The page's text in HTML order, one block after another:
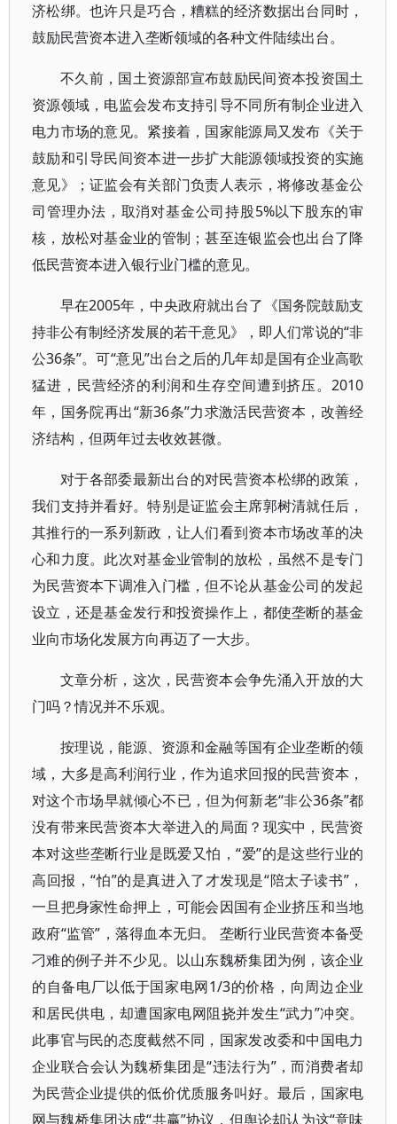
济松绑。也许只是巧合，糟糕的经济数据出台同时，
鼓励民营资本进入垄断领域的各种文件陆续出台。
不久前，国土资源部宣布鼓励民间资本投资国土
资源领域，电监会发布支持引导不同所有制企业进入
电力市场的意见。紧接着，国家能源局又发布《关于
鼓励和引导民间资本进一步扩大能源领域投资的实施
意见》；证监会有关部门负责人表示，将修改基金公
司管理办法，取消对基金公司持股5%以下股东的审
核，放松对基金业的管制；甚至连银监会也出台了降
低民营资本进入银行业门槛的意见。
早在2005年，中央政府就出台了《国务院鼓励支
持非公有制经济发展的若干意见》，即人们常说的“非
公36条”。可“意见”出台之后的几年却是国有企业高歌
猛进，民营经济的利润和生存空间遭到挤压。2010
年，国务院再出“新36条”力求激活民营资本，改善经
济结构，但两年过去收效甚微。
对于各部委最新出台的对民营资本松绑的政策，
我们支持并看好。特别是证监会主席郭树清就任后，
其推行的一系列新政，让人们看到资本市场改革的决
心和力度。此次对基金业管制的放松，虽然不是专门
为民营资本下调准入门槛，但不论从基金公司的发起
设立，还是基金发行和投资操作上，都使垄断的基金
业向市场化发展方向再迈了一大步。
文章分析，这次，民营资本会争先涌入开放的大
门吗？情况并不乐观。
按理说，能源、资源和金融等国有企业垄断的领
域，大多是高利润行业，作为追求回报的民营资本，
对这个市场早就倾心不已，但为何新老“非公36条”都
没有带来民营资本大举进入的局面？现实中，民营资
本对这些垄断行业是既爱又怕，“爱”的是这些行业的
高回报，“怕”的是真进入了才发现是“陪太子读书”，
一旦把身家性命押上，可能会因国有企业挤压和当地
政府“监管”，落得血本无归。 垄断行业民营资本备受
刁难的例子并不少见。以山东魏桥集团为例，该企业
的自备电厂以低于国家电网1/3的价格，向周边企业
和居民供电，却遭国家电网阻挠并发生“武力”冲突。
此事官与民的态度截然不同，国家发改委和中国电力
企业联合会认为魏桥集团是“违法行为”，而消费者却
为民营企业提供的低价优质服务叫好。最后，国家电
网与魏桥集团达成“共赢”协议，但舆论却认为这“意味